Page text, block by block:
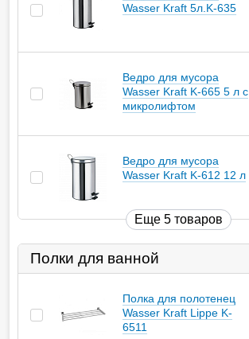
Wasser Kraft 5л.K-635
Ведро для мусора
Wasser Kraft K-665 5 л с
микролифтом
Ведро для мусора
Wasser Kraft K-612 12 л
Еще 5 товаров
Полки для ванной
Полка для полотенец
Wasser Kraft Lippe K-
6511